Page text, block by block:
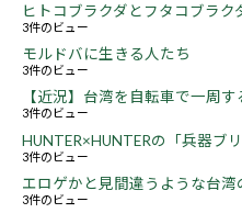
ヒトコブラクダとフタコブラク
3件のビュー
モルドバに生きる人たち
3件のビュー
【近況】台湾を自転車で一周
3件のビュー
HUNTER×HUNTERの「兵器ブ
3件のビュー
エロゲかと見間違うような台湾
3件のビュー